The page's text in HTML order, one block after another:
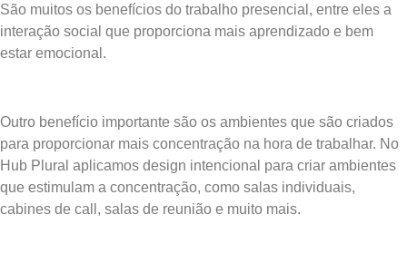
São muitos os benefícios do trabalho presencial, entre eles a
interação social que proporciona mais aprendizado e bem
estar emocional.
Outro benefício importante são os ambientes que são criados
para proporcionar mais concentração na hora de trabalhar. No
Hub Plural aplicamos design intencional para criar ambientes
que estimulam a concentração, como salas individuais,
cabines de call, salas de reunião e muito mais.